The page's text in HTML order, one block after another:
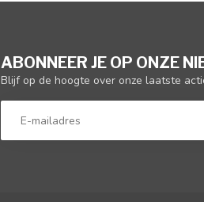
ABONNEER JE OP ONZE
Blijf op de hoogte over onze laatste